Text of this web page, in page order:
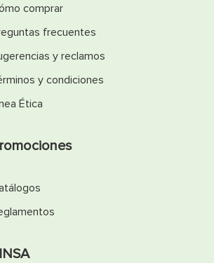
comprar
frecuentes
y reclamos
y condiciones
Ética